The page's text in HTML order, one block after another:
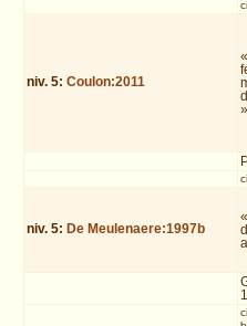
niv. 5:Coulon:2011
»
niv. 5: De Meulenaere:1997b